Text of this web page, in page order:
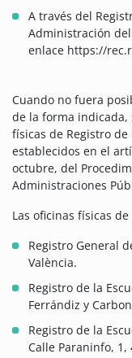
A través del
Administración
enlace https://
Cuando no fuera
de la forma indicada,
físicas de Registro
establecidos en el
octubre, del
Administraciones
Las oficinas físicas
Registro General
València.
Registro de la
Ferrándiz y
Registro de la
Calle Paraninfo, 1,